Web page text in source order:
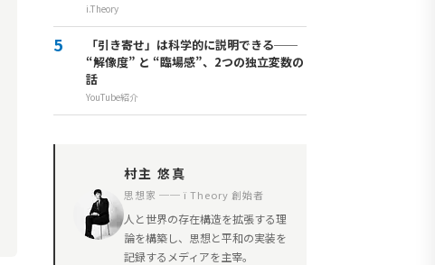
i.Theory
「引き寄せ」は科学的に説明できる──
“解像度” と “臨場感”、2つの独立変数の
話
YouTube紹介
村主 悠真
思想家 ── ï Theory 創始者
人と世界の存在構造を拡張する理
論を構築し、思想と平和の実装を
記録するメディアを主宰。